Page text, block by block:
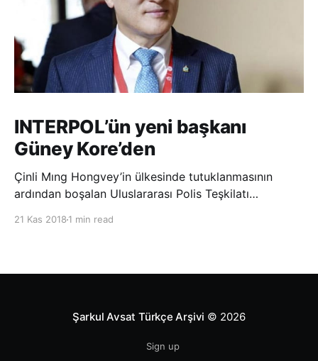
INTERPOL’ün yeni başkanı
Güney Kore’den
Çinli Mıng Hongvey’in ülkesinde tutuklanmasının
ardından boşalan Uluslararası Polis Teşkilatı
21 Kas 2018 1 min read
Şarkul Avsat Türkçe Arşivi © 2026
Sign up